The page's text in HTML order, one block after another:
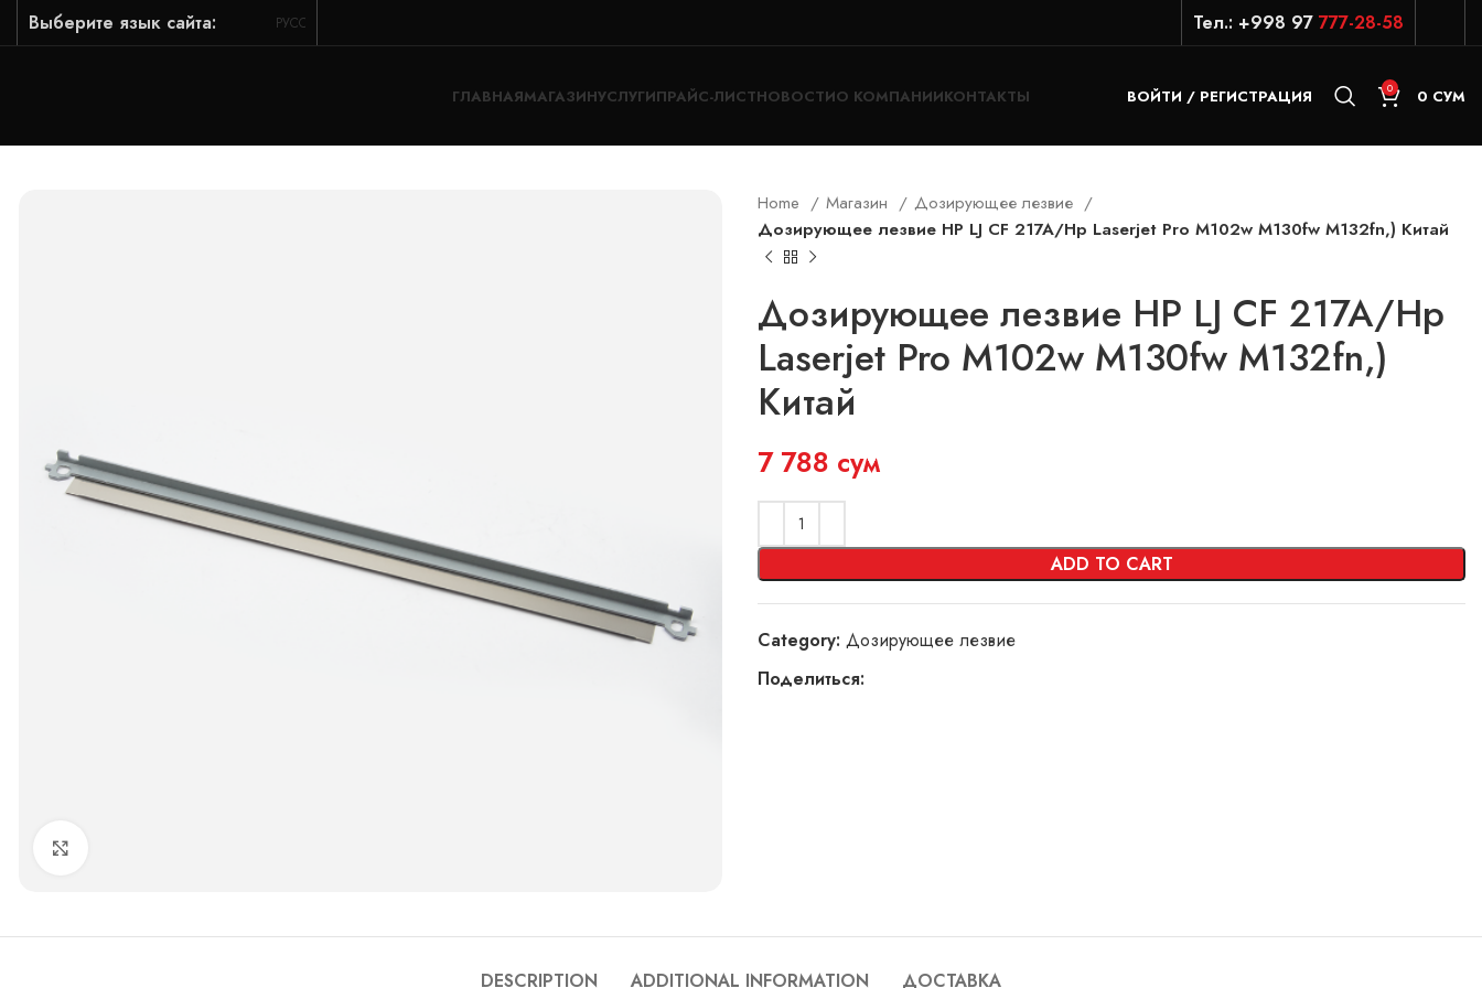
Выберите язык сайта: РУССКИЙ Тел.: +998 97 777-28-58
ГЛАВНАЯМАГАЗИНУСЛУГИПРАЙС-ЛИСТНОВОСТИО КОМПАНИИКОНТАКТЫ ВОЙТИ / РЕГИСТРАЦИЯ 0 0 СУМ
Home Магазин
Дозирующее лезвие
Дозирующее лезвие HP LJ CF 217A/Hp Laserjet Pro M102w M130fw M132fn,) Китай
Дозирующее лезвие HP LJ CF 217A/Hp
Laserjet Pro M102w M130fw M132fn,)
Китай
7 788 сум
ADD TO CART
Category: Дозирующее лезвие
Поделиться:
DESCRIPTION ADDITIONAL INFORMATION ДОСТАВКА